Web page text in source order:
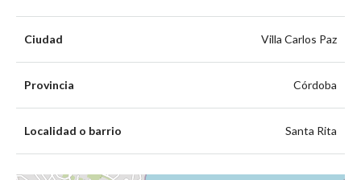
Ciudad Villa Carlos Paz
Provincia Córdoba
Localidad o barrio Santa Rita